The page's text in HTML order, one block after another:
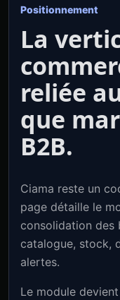
Positionnement
La
reliée
que
B2B.
Ciama reste un
page détaille le
consolidation des
catalogue, stock,
alertes.
Le module